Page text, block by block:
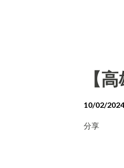
【
10/02/2024
分享